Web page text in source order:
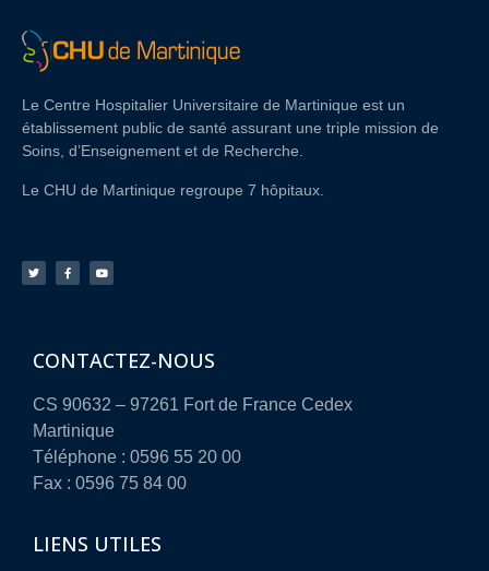
Le Centre Hospitalier Universitaire de Martinique est un
établissement public de santé assurant une triple mission de
Soins, d’Enseignement et de Recherche.
Le CHU de Martinique regroupe 7 hôpitaux.
CONTACTEZ-NOUS
CS 90632 – 97261 Fort de France Cedex
Martinique
Téléphone : 0596 55 20 00
Fax : 0596 75 84 00
LIENS UTILES